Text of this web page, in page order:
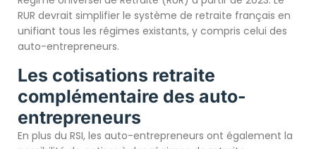
RUR devrait simplifier le système de retraite français en
unifiant tous les régimes existants, y compris celui des
auto-entrepreneurs.
Les cotisations retraite
complémentaire des auto-
entrepreneurs
En plus du RSI, les auto-entrepreneurs ont également la